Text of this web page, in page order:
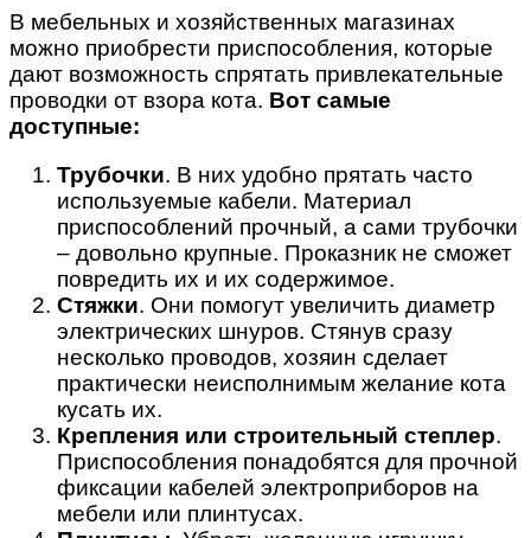
В мебельных и хозяйственных магазинах
можно приобрести приспособления, которые
дают возможность спрятать привлекательные
проводки от взора кота. Вот самые
доступные:
Трубочки. В них удобно прятать часто
используемые кабели. Материал
приспособлений прочный, а сами трубочки
– довольно крупные. Проказник не сможет
повредить их и их содержимое.
Стяжки. Они помогут увеличить диаметр
электрических шнуров. Стянув сразу
несколько проводов, хозяин сделает
практически неисполнимым желание кота
кусать их.
Крепления или строительный степлер.
Приспособления понадобятся для прочной
фиксации кабелей электроприборов на
мебели или плинтусах.